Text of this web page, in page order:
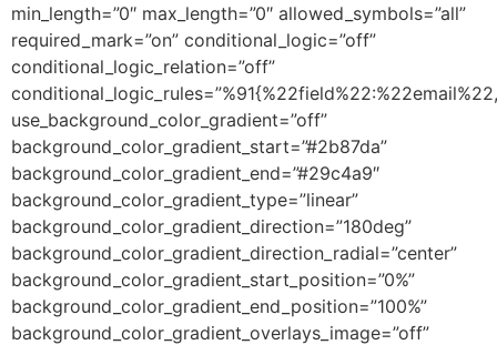
min_length=”0″ max_length=”0″ allowed_symbols=”all”
required_mark=”on” conditional_logic=”off”
conditional_logic_relation=”off”
use_background_color_gradient=”off”
background_color_gradient_start=”#2b87da”
background_color_gradient_end=”#29c4a9″
background_color_gradient_type=”linear”
background_color_gradient_direction=”180deg”
background_color_gradient_direction_radial=”center”
background_color_gradient_start_position=”0%”
background_color_gradient_end_position=”100%”
background_color_gradient_overlays_image=”off”